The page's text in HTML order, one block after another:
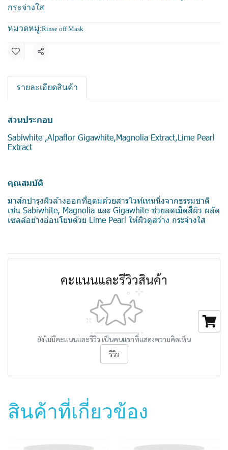
กระจ่างใส
หมวดหมู่:Rinse off Mask
แชร์
รายละเอียดสินค้า
ส่วนประกอบ
Sabiwhite ,Alpaflor Gigawhite,Magnolia Extract,Lime Pearl
Extract
คุณสมบัติ
มาส์กบำรุงผิวล้างออกที่อุดมด้วยสารไวท์เทนนิ่งจากธรรมชาติ
เช่น Sabiwhite, Magnolia และ Gigawhite ช่วยลดเม็ดสีผิว ผลัด
เซลล์อย่างอ่อนโยนด้วย Lime Pearl ให้ผิวดูสว่าง กระจ่างใส
คะแนนและรีวิวสินค้า
ยังไม่มีคะแนนและรีวิว เป็นคนแรกที่แสดงความคิดเห็น
รีวิว
สินค้าที่เกี่ยวข้อง